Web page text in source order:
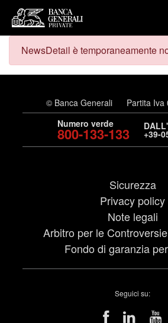
NewsDetail è temporaneamente
© Banca Generali
Partita Iva
Numero verde
800-133-133 +39-
Sicurezza
Privacy policy
Note legali
Arbitro per le
Fondo di garanzia
Seguici su: